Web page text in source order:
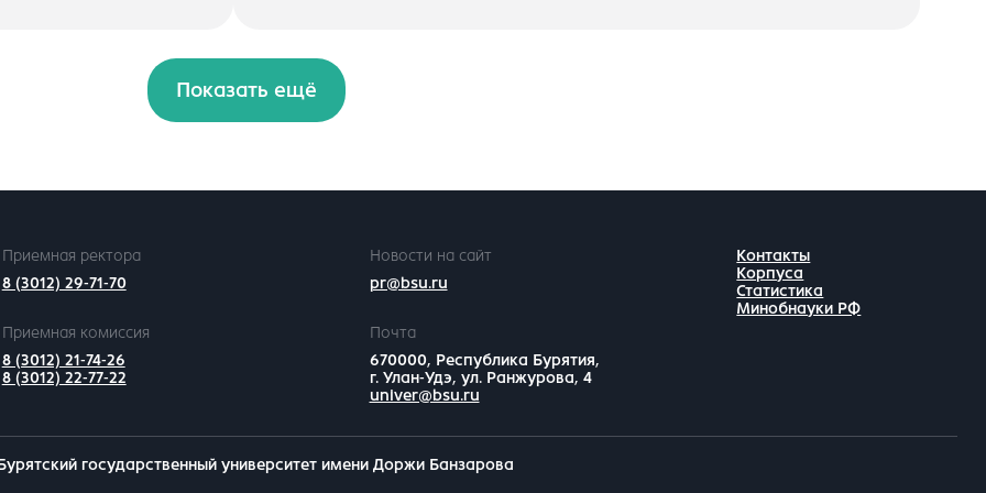
Показать ещё
Приемная ректора
8 (3012) 29-71-70
Новости на сайт
pr@bsu.ru
Приемная комиссия
8 (3012) 21-74-26
8 (3012) 22-77-22
Почта
670000, Республика Бурятия,
г. Улан-Удэ, ул. Ранжурова, 4
univer@bsu.ru
Контакты
Корпуса
Статистика
Минобнауки РФ
государственный университет имени Доржи Банзарова